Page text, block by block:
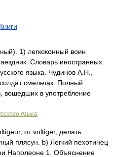
Книги
1) легкоконный воин
Словарь иностранных
языка. Чудинов А.Н.,
смельчак. Полный
вошедших в употребление
языка
от voltiger, делать
плясун. b) Легкий пехотинец
Наполеоне 1. Объяснение